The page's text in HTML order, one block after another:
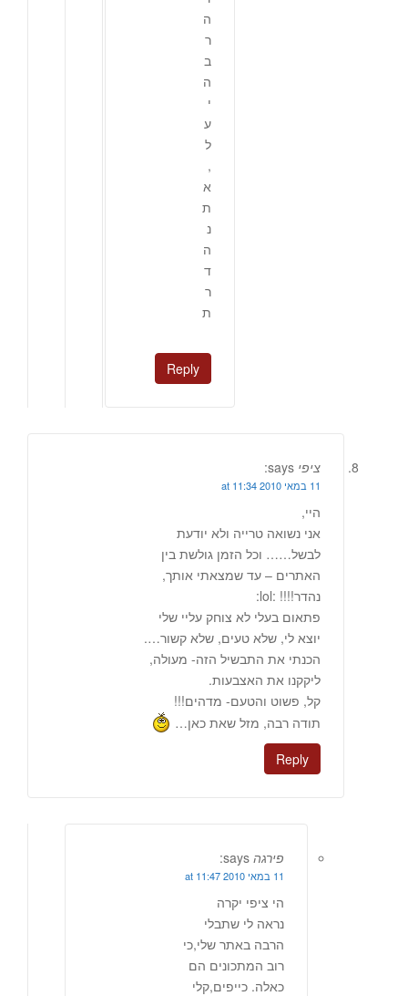
ה
ר
ב
ה
י
ע
ל
,
א
ת
נ
ה
ד
ר
ת
Reply
ציפי says:
11 במאי 2010 at 11:34
היי,
אני נשואה טרייה ולא יודעת
לבשל…… וכל הזמן גולשת בין
האתרים – עד שמצאתי אותך,
נהדר!!!! :lol:
פתאום בעלי לא צוחק עליי שלי
יוצא לי, שלא טעים, שלא קשור….
הכנתי את התבשיל הזה- מעולה,
ליקקנו את האצבעות.
קל, פשוט והטעם- מדהים!!!
תודה רבה, מזל שאת כאן…
Reply
פירגה says:
11 במאי 2010 at 11:47
הי ציפי יקרה
נראה לי שתבלי
הרבה באתר שלי,כי
רוב המתכונים הם
כאלה. כייפים,קלי